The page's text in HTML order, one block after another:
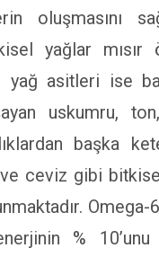
oluşmasını
yağlar mısır
yağ asitleri ise
uskumru,
başka
ve ceviz gibi
Omega-
% 10’unu